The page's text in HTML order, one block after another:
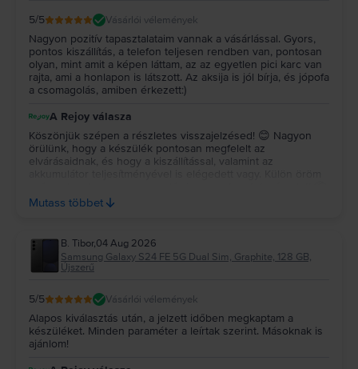
5/5 Vásárlói vélemények
Nagyon pozitív tapasztalataim vannak a vásárlással. Gyors,
pontos kiszállítás, a telefon teljesen rendben van, pontosan
olyan, mint amit a képen láttam, az az egyetlen pici karc van
rajta, ami a honlapon is látszott. Az aksija is jól bírja, és jópofa
a csomagolás, amiben érkezett:)
A Rejoy válasza
Köszönjük szépen a részletes visszajelzésed! 😊 Nagyon
örülünk, hogy a készülék pontosan megfelelt az
elvárásaidnak, és hogy a kiszállítással, valamint az
✨ Köszönjük a bizalmadat és az ajánlásodat, kívánunk sok
Mutass többet
B. Tibor,04 Aug 2026
Samsung Galaxy S24 FE 5G Dual Sim, Graphite, 128 GB,
Újszerű
5/5 Vásárlói vélemények
Alapos kiválasztás után, a jelzett időben megkaptam a
készüléket. Minden paraméter a leírtak szerint. Másoknak is
ajánlom!